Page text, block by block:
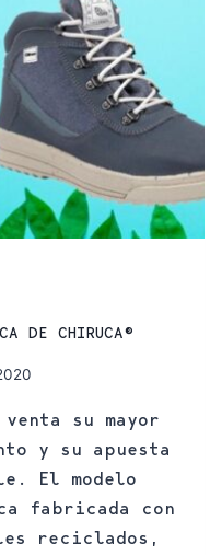
DE CHIRUCA®
su mayor
y su apuesta
El modelo
fabricada con
reciclados,